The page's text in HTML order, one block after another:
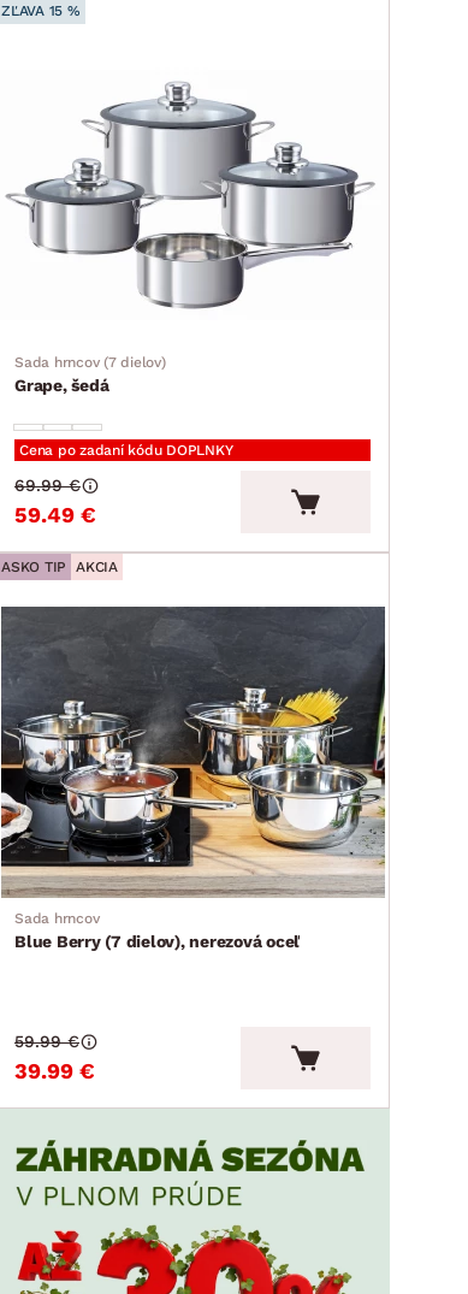
ZĽAVA 15 %
Sada hrncov (7 dielov)
Grape, šedá
Cena po zadaní kódu DOPLNKY
59.49 €
69.99 €
ASKO TIP AKCIA
Sada hrncov
Blue Berry (7 dielov), nerezová oceľ
39.99 €
59.99 €